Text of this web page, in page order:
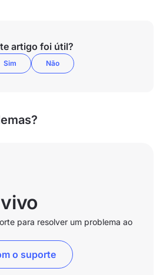
artigo foi útil?
Sim Não
para resolver um problema ao
o suporte